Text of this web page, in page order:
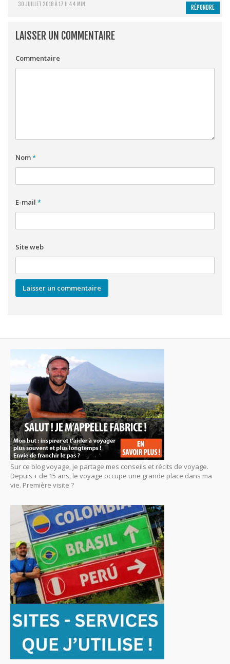
30 JUILLET 2018 À 17 H 44 MIN RÉPONDRE
LAISSER UN COMMENTAIRE
Commentaire
Nom*
E-mail *
Site web
Sur ce blog voyage, je partage mes conseils et récits de voyage.
Depuis + de 15 ans, le voyage occupe une grande place dans ma
vie. Première visite ?